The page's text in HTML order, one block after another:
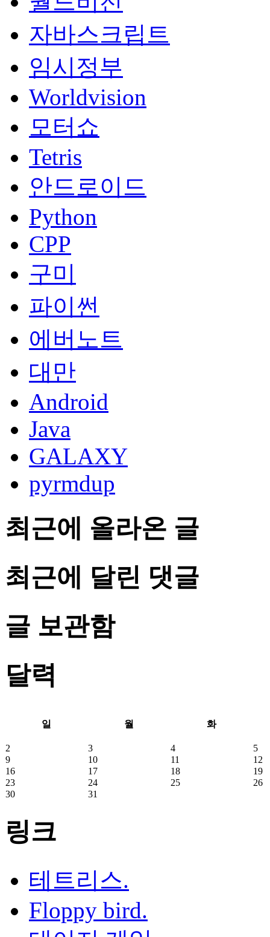
자바스크립트
임시정부
Worldvision
모터쇼
Tetris
안드로이드
Python
CPP
구미
파이썬
에버노트
대만
Android
Java
GALAXY
pyrmdup
최근에 올라온 글
최근에 달린 댓글
글 보관함
달력
일 월 화
2 3 4
5
9
10 11
12
16
17 18
19
23
24 25
26
30
31
링크
테트리스.
Floppy bird.